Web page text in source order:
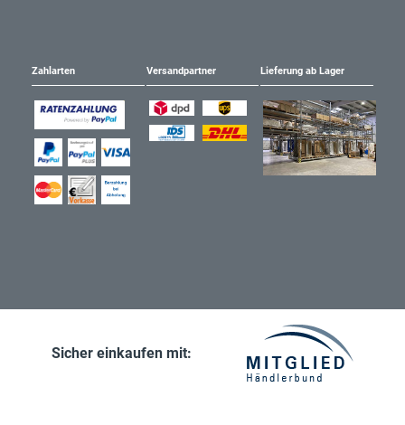
Zahlarten Versandpartner Lieferung ab Lager
Sicher einkaufen mit: